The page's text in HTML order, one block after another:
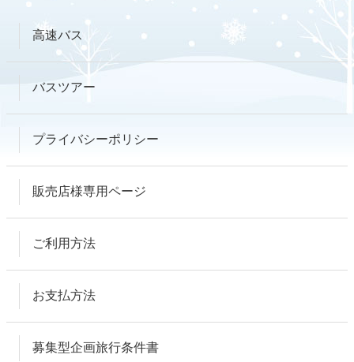
高速バス
バスツアー
プライバシーポリシー
販売店様専用ページ
ご利用方法
お支払方法
募集型企画旅行条件書